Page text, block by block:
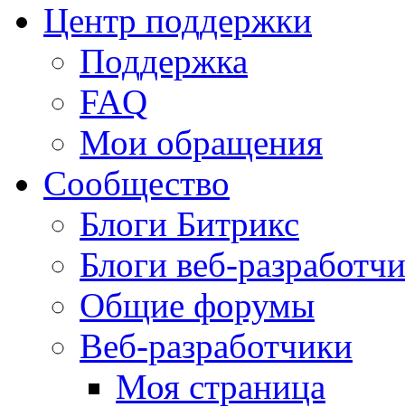
Центр поддержки
Поддержка
FAQ
Мои обращения
Сообщество
Блоги Битрикс
Блоги веб-
Общие форумы
Веб-разработчики
Моя страница